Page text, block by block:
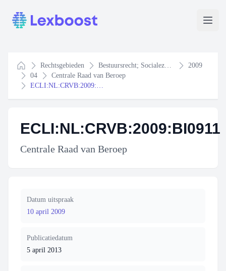
Lexboost
Home
Rechtsgebieden Bestuursrecht; Socialezekerheidsrecht
2009
04
Centrale Raad van Beroep
ECLI:NL:CRVB:2009:BI0911
ECLI:NL:CRVB:2009:BI0911
Centrale Raad van Beroep
Datum uitspraak
10 april 2009
Publicatiedatum
5 april 2013